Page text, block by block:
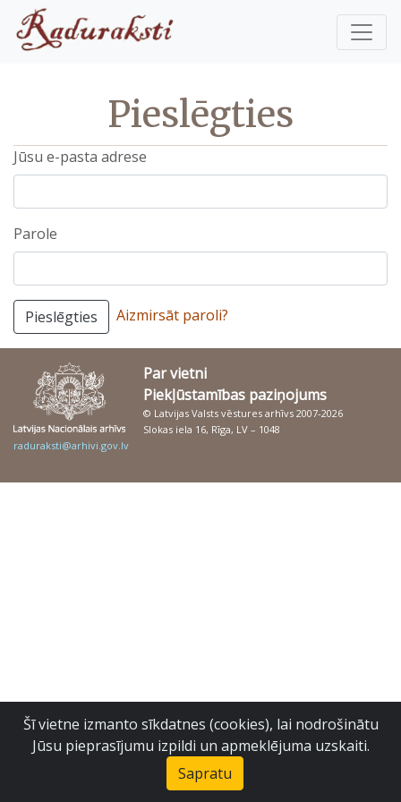
Pieslēgties
Jūsu e-pasta adrese
Parole
Pieslēgties Aizmirsāt paroli?
Par vietni
Piekļūstamības paziņojums
© Latvijas Valsts vēstures arhīvs 2007-2026
Slokas iela 16, Rīga, LV – 1048
raduraksti@arhivi.gov.lv
Šī vietne izmanto sīkdatnes (cookies), lai nodrošinātu
Jūsu pieprasījumu izpildi un apmeklējuma uzskaiti.
Sapratu